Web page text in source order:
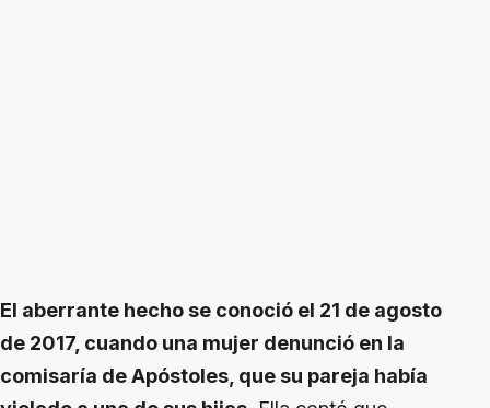
El aberrante hecho se conoció el 21 de agosto
de 2017, cuando una mujer denunció en la
comisaría de Apóstoles, que su pareja había